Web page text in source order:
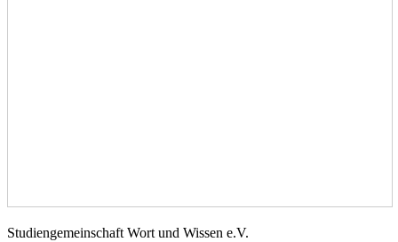
Studiengemeinschaft Wort und Wissen e.V.